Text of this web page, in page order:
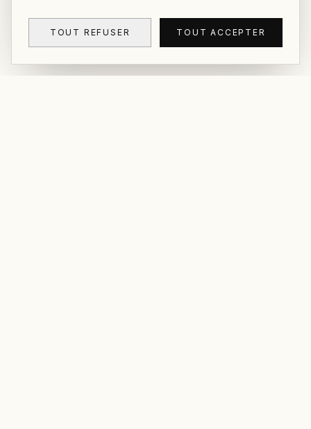
TOUT REFUSER TOUT ACCEPTER